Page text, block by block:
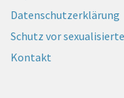
Datenschutzerklärung
Schutz vor
Kontakt